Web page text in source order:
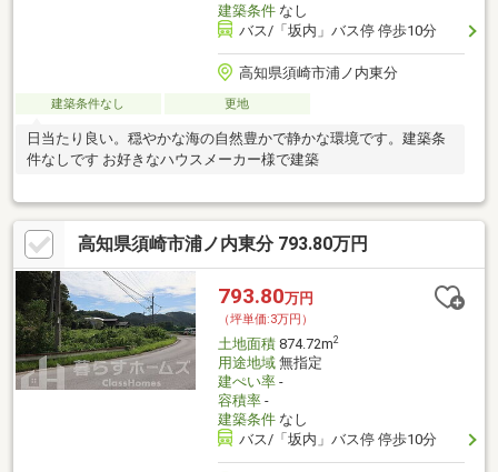
建築条件なし
バス/「坂内」バス停 停歩10分
高知県須崎市浦ノ内東分
建築条件なし 更地
日当たり良い。穏やかな海の自然豊かで静かな環境です。建築条
件なしです お好きなハウスメーカー様で建築
高知県須崎市浦ノ内東分 793.80万円
793.80万円
（坪単価:3万円）
土地面積874.72m2
用途地域無指定
建ぺい率-
容積率-
建築条件なし
バス/「坂内」バス停 停歩10分